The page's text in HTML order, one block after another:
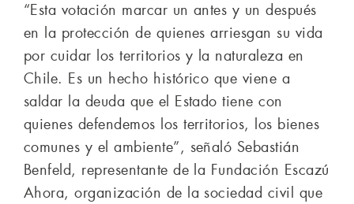
“Esta votación marcar un antes y un después
en la protección de quienes arriesgan su vida
por cuidar los territorios y la naturaleza en
Chile. Es un hecho histórico que viene a
saldar la deuda que el Estado tiene con
quienes defendemos los territorios, los bienes
comunes y el ambiente”, señaló Sebastián
Benfeld, representante de la Fundación Escazú
Ahora, organización de la sociedad civil que